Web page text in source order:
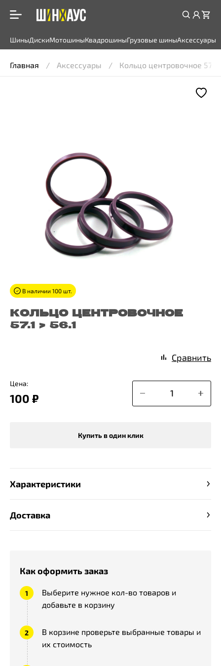
ШиныДискиМотошиныКвадрошиныГрузовые шиныАксессуары
Главная Аксессуары Кольцо центровочное 57.1
КОЛЬЦО ЦЕНТРОВОЧНОЕ
57.1 > 56.1
В наличии 100 шт.
Цена:
100 ₽
Купить в один клик
Сравнить
Как оформить заказ
Выберите нужное кол-во товаров и
добавьте в корзину
В корзине проверьте выбранные товары и
их стоимость
Характеристики
Доставка